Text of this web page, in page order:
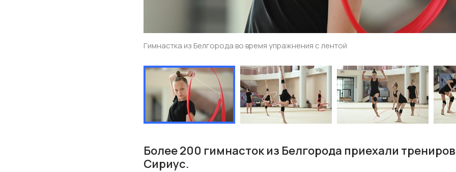
Гимнастка из Белгорода во время упражнения с лентой
Более 200 гимнасток из Белгорода приехали
Сириус.